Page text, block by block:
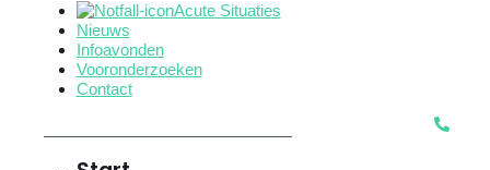
Acute Situaties
Nieuws
Infoavonden
Vooronderzoeken
Contact